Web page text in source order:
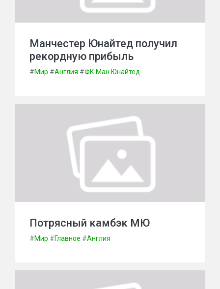
Манчестер Юнайтед получил
рекордную прибыль
#Мир #Англия #ФК Ман.Юнайтед
Потрясный камбэк МЮ
#Мир #Главное #Англия